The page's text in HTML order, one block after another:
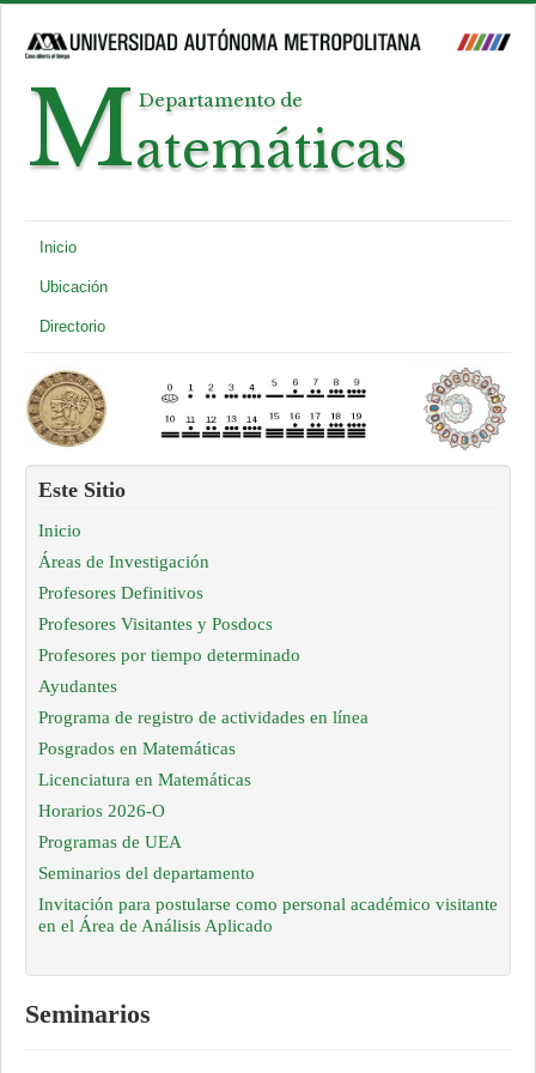
Departamento de
Matemáticas
Inicio
Ubicación
Directorio
Este Sitio
Inicio
Áreas de Investigación
Profesores Definitivos
Profesores Visitantes y Posdocs
Profesores por tiempo determinado
Ayudantes
Programa de registro de actividades en línea
Posgrados en Matemáticas
Licenciatura en Matemáticas
Horarios 2026-O
Programas de UEA
Seminarios del departamento
Invitación para postularse como personal académico visitante
en el Área de Análisis Aplicado
Seminarios